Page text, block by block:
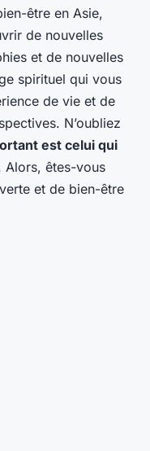
être en Asie,
de nouvelles
et de nouvelles
spirituel qui vous
de vie et de
N’oubliez
est celui qui
Alors, êtes-vous
et de bien-être